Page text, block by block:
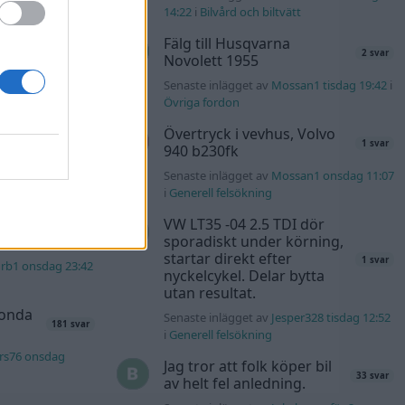
t1
137 svar
onsdag 23:42
181 svar
onsdag
14:22i Bilvård och biltvätt
Fälg till Husqvarna
Novolett 1955
2 svar
Senaste inlägget av Mossan1 tisdag 19:42i
Övriga fordon
Övertryck i vevhus, Volvo
940 b230fk
1 svar
Senaste inlägget av Mossan1 onsdag 11:07
i Generell felsökning
VW LT35 -04 2.5 TDI dör
sporadiskt under körning,
startar direkt efter
nyckelcykel. Delar bytta
utan resultat.
1 svar
Senaste inlägget av Jesper328 tisdag 12:52
i Generell felsökning
Jag tror att folk köper bil
av helt fel anledning.
33 svar